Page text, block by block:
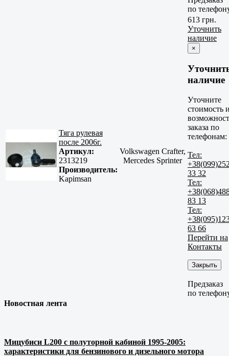
по
Тяга рулевая
после 2006г.
Артикул:
2313219
Производитель:
Kapimsan
Volkswagen Crafter,
Mercedes Sprinter
613 грн.
Уточнить
наличие
×
наличие
Уточните
стоимость
заказа по
телефонам:
Тел:
33 32
Тел:
83 13
Тел:
63 66
Перейти на
Контакты
Закрыть
Предзаказ
по
Новостная лента
Мицубиси L200 с полуторной кабиной 1995-2005:
характеристики для бензинового и дизельного мотора